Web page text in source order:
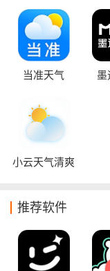
准软件，或想了解查
多款口碑优秀、数据
掌握天气变化，合理
当准天气 墨
小云天气清爽
推荐软件